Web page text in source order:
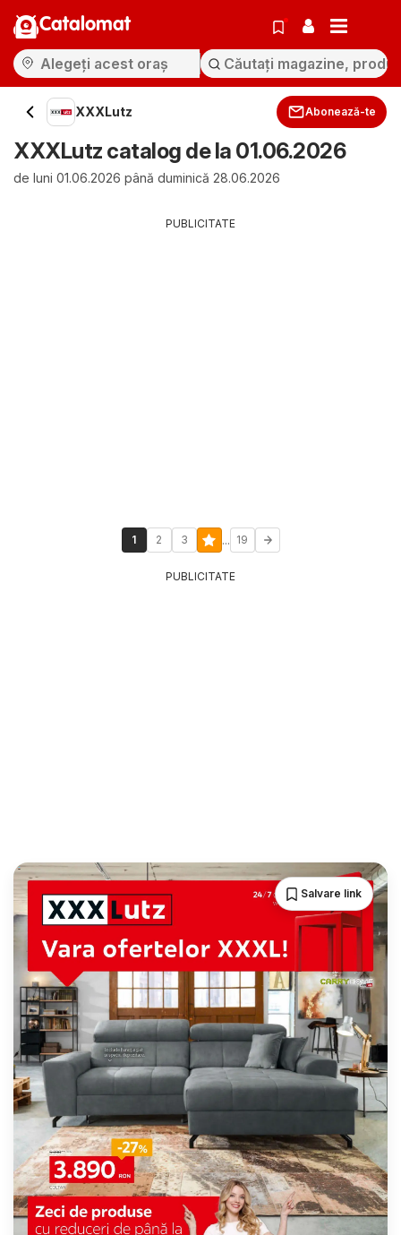
Catalomat
XXXLutz Abonează-te
XXXLutz catalog de la 01.06.2026
de luni 01.06.2026 până duminică 28.06.2026
PUBLICITATE
1 2 3 ... 19
PUBLICITATE
Salvare link